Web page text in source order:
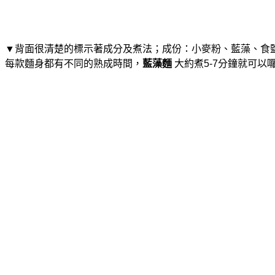
▼背面很清楚的標示著成分及煮法；成份：小麥粉、藍藻、食
每款麵身都有不同的熟成時間， 藍藻麵 大約煮5-7分鐘就可以